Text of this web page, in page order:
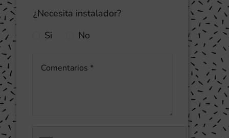
¿Necesita instalador?
Si
No